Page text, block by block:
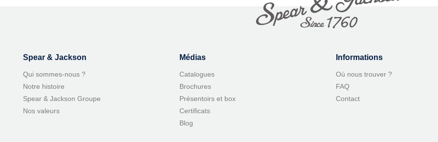
Spear & Jackson
Qui sommes-nous ?
Notre histoire
Spear & Jackson Groupe
Nos valeurs
Médias
Catalogues
Brochures
Présentoirs et box
Certificats
Blog
Informations
Où nous trouver ?
FAQ
Contact